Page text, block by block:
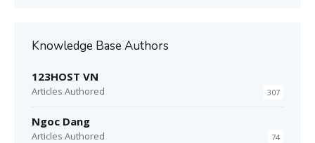
Knowledge Base Authors
123HOST VN
Articles Authored 307
Ngoc Dang
Articles Authored 74